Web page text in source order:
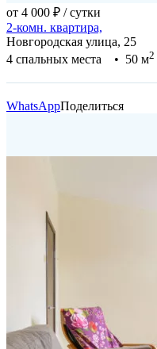
от 4 000 ₽ / сутки
2-комн. квартира,
Новгородская улица, 25
4 спальных места • 50 м2
WhatsAppПоделиться